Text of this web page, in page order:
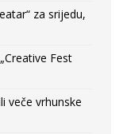
za srijedu,
Fest
veče vrhunske